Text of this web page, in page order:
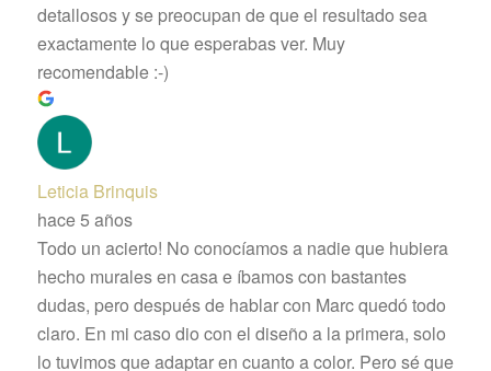
detallosos y se preocupan de que el resultado sea
exactamente lo que esperabas ver. Muy
recomendable :-)
Leticia Brinquis
hace 5 años
Todo un acierto! No conocíamos a nadie que hubiera
hecho murales en casa e íbamos con bastantes
dudas, pero después de hablar con Marc quedó todo
claro. En mi caso dio con el diseño a la primera, solo
lo tuvimos que adaptar en cuanto a color. Pero sé que